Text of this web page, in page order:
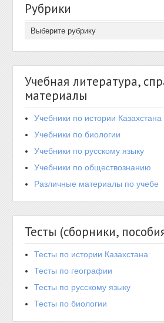
Рубрики
Учебная литература,
материалы
Учебники по истории Казахстана
Учебники по биологии
Учебники по русскому языку
Учебники по обществознанию
Различные материалы по учебе
Тесты (сборники,
Тесты по истории Казахстана
Тесты по географии
Тесты по русскому языку
Тесты по биологии